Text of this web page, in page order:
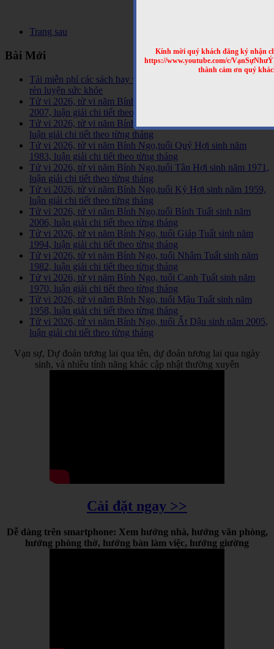
Kính mời quý khách đăng ký nhận
https://www.youtube.com/c/
thành cảm ơn quý
Trang sau
Bài Mới
Tải miễn phí các sách hay về tinh hoa võ học trên Thế Giới,
rèn luyện sức khỏe
Tử vi 2026, tử vi năm Bính Ngọ,tuổi Đinh Hợi sinh năm
2007, luận giải chi tiết theo từng tháng
Tử vi 2026, tử vi năm Bính Ngọ,tuổi Ất Hợi sinh năm 1995,
luận giải chi tiết theo từng tháng
Tử vi 2026, tử vi năm Bính Ngọ,tuổi Quý Hợi sinh năm
1983, luận giải chi tiết theo từng tháng
Tử vi 2026, tử vi năm Bính Ngọ,tuổi Tân Hợi sinh năm 1971,
luận giải chi tiết theo từng tháng
Tử vi 2026, tử vi năm Bính Ngọ,tuổi Kỷ Hợi sinh năm 1959,
luận giải chi tiết theo từng tháng
Tử vi 2026, tử vi năm Bính Ngọ,tuổi Bính Tuất sinh năm
2006, luận giải chi tiết theo từng tháng
Tử vi 2026, tử vi năm Bính Ngọ, tuổi Giáp Tuất sinh năm
1994, luận giải chi tiết theo từng tháng
Tử vi 2026, tử vi năm Bính Ngọ, tuổi Nhâm Tuất sinh năm
1982, luận giải chi tiết theo từng tháng
Tử vi 2026, tử vi năm Bính Ngọ, tuổi Canh Tuất sinh năm
1970, luận giải chi tiết theo từng tháng
Tử vi 2026, tử vi năm Bính Ngọ, tuổi Mậu Tuất sinh năm
1958, luận giải chi tiết theo từng tháng
Tử vi 2026, tử vi năm Bính Ngọ, tuổi Ất Dậu sinh năm 2005,
luận giải chi tiết theo từng tháng
Vạn sự, Dự đoán tương lai qua tên, dự đoán tương lai qua ngày
sinh, và nhiều tính năng khác cập nhật thường xuyên
Cài đặt ngay >>
Dễ dàng trên smartphone: Xem hướng nhà, hướng văn phòng,
hướng phòng thờ, hướng bàn làm việc, hướng giường